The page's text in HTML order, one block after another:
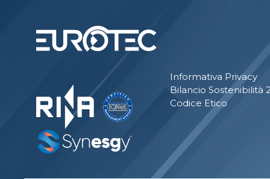
Informativa Privacy
Bilancio Sostenibilità
Codice Etico